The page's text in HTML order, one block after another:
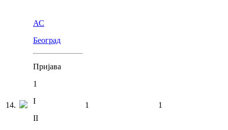
14.
АС
Београд
Пријава
1
I
II
1 1